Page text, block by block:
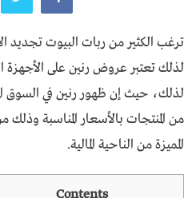
ترغب الكثير من ربات البيوت تجديد
لذلك تعتبر عروض رنين على الأجهزة
لذلك، حيث إن ظهور رنين في السوق
من المنتجات بالأسعار المناسبة
المميزة من الناحية المالية.
Contents